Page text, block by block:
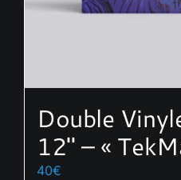
du
Double
12″ – «
40€